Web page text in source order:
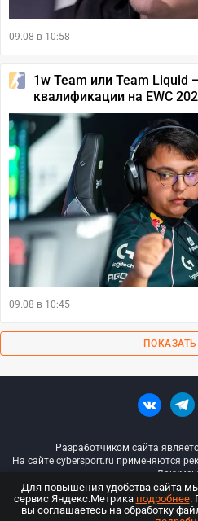
09.08 в 10:58
1w Team или Team Liquid
квалификации на EWC
09.08 в 10:45
Разработчиком сайта
На сайте cybersport.ru применяются
© ООО «Киберспорт.ру» —
Для повышения удобства сайта
сервис Яндекс.Метрика подробнее.
вы соглашаетесь на обработку